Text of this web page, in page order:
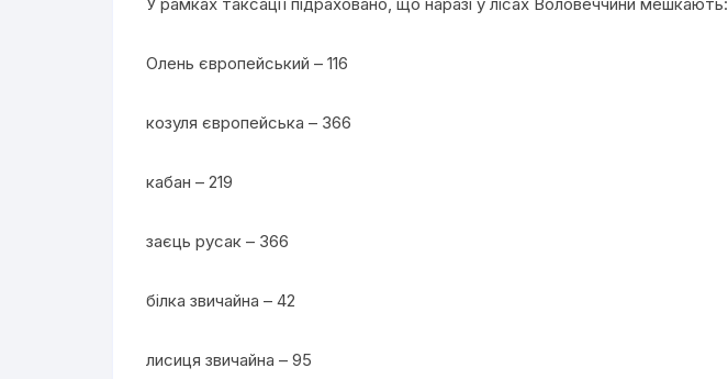
Олень європейський – 116
козуля європейська – 366
кабан – 219
заєць русак – 366
білка звичайна – 42
лисиця звичайна – 95